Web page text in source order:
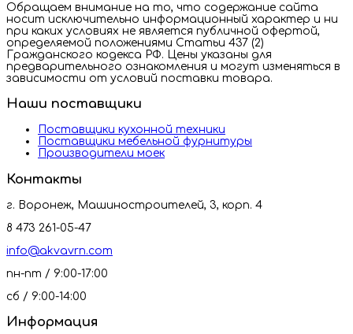
Обращаем внимание на то, что содержание сайта
носит исключительно информационный характер и ни
при каких условиях не является публичной офертой,
определяемой положениями Статьи 437 (2)
Гражданского кодекса РФ. Цены указаны для
предварительного ознакомления и могут изменяться в
зависимости от условий поставки товара.
Наши поставщики
Поставщики кухонной техники
Поставщики мебельной фурнитуры
Производители моек
Контакты
г. Воронеж, Машиностроителей, 3, корп. 4
8 473 261-05-47
info@akvavrn.com
пн-пт / 9:00-17:00
сб / 9:00-14:00
Информация